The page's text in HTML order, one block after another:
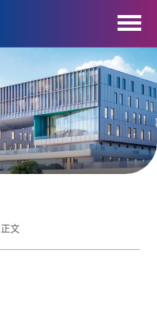
正文